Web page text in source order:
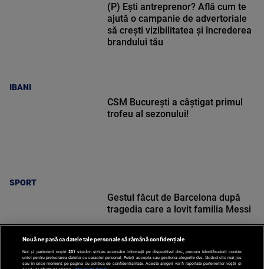
IBANI
(P) Ești antreprenor? Află cum te
ajută o campanie de advertoriale
să crești vizibilitatea și încrederea
brandului tău
SPORT
CSM București a câștigat primul
trofeu al sezonului!
Gestul făcut de Barcelona după
tragedia care a lovit familia Messi
Nouă ne pasă ca datele tale personale să rămână confidențiale
Noi și partenerii noștri 201 stocăm și/sau accesăm informații pe dispozitivul dvs., precum identificatorii cookie
unici pentru prelucrarea datelor cu caracter personal. Puteți accepta sau gestiona alegerile dvs. făcând clic mai jos
sau în orice moment, pe pagina cu politica de confidențialitate. Aceste alegeri vor fi raportate partenerilor noștri și